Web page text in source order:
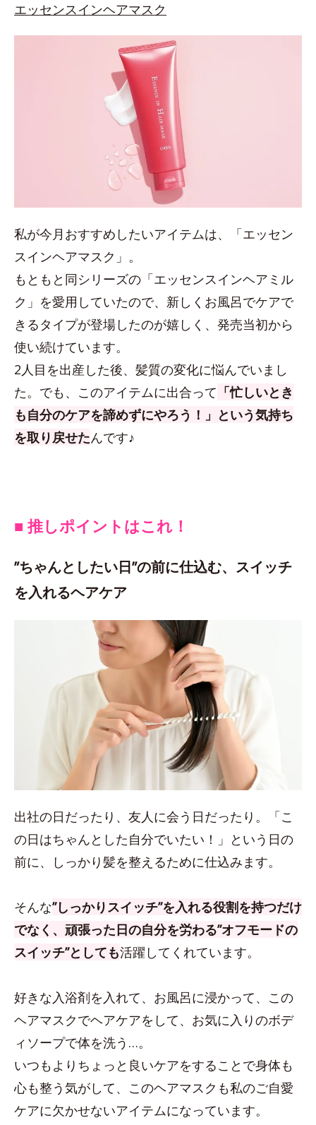
エッセンスインヘアマスク
私が今月おすすめしたいアイテムは、「エッセン
スインヘアマスク」。
もともと同シリーズの「エッセンスインヘアミル
ク」を愛用していたので、新しくお風呂でケアで
きるタイプが登場したのが嬉しく、発売当初から
使い続けています。
2人目を出産した後、髪質の変化に悩んでいまし
た。でも、このアイテムに出合って 「忙しいとき
も自分のケアを諦めずにやろう！」という気持ち
を取り戻せたんです♪
■ 推しポイントはこれ！
”ちゃんとしたい日”の前に仕込む、スイッチ
を入れるヘアケア
出社の日だったり、友人に会う日だったり。「こ
の日はちゃんとした自分でいたい！」という日の
前に、しっかり髪を整えるために仕込みます。
そんな”しっかりスイッチ”を入れる役割を持つだけ
でなく、頑張った日の自分を労わる”オフモードの
スイッチ”としても活躍してくれています。
好きな入浴剤を入れて、お風呂に浸かって、この
ヘアマスクでヘアケアをして、お気に入りのボデ
ィソープで体を洗う…。
いつもよりちょっと良いケアをすることで身体も
心も整う気がして、このヘアマスクも私のご自愛
ケアに欠かせないアイテムになっています。